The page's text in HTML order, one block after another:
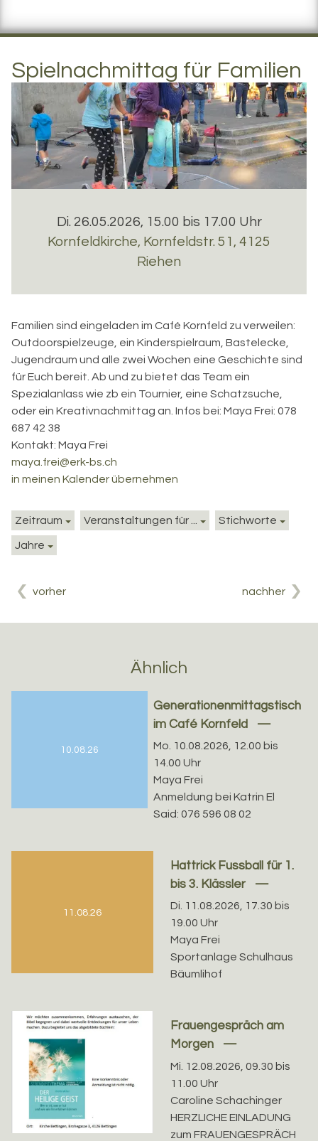
Spielnachmittag für Familien
Di. 26.05.2026, 15.00 bis 17.00 Uhr
Kornfeldkirche, Kornfeldstr. 51, 4125
Riehen
Familien sind eingeladen im Café Kornfeld zu verweilen:
Outdoorspielzeuge, ein Kinderspielraum, Bastelecke,
Jugendraum und alle zwei Wochen eine Geschichte sind
für Euch bereit. Ab und zu bietet das Team ein
Spezialanlass wie zb ein Tournier, eine Schatzsuche,
oder ein Kreativnachmittag an. Infos bei: Maya Frei: 078
687 42 38
Kontakt: Maya Frei
maya.frei@erk-bs.ch
in meinen Kalender übernehmen
Zeitraum Veranstaltungen für ... Stichworte
Jahre
vorher nachher
Ähnlich
10.08.26
Generationenmittagstisch
im Café Kornfeld
Mo. 10.08.2026, 12.00 bis
14.00 Uhr
Maya Frei
Anmeldung bei Katrin El
Said: 076 596 08 02
11.08.26
Hattrick Fussball für 1.
bis 3. Klässler
Di. 11.08.2026, 17.30 bis
19.00 Uhr
Maya Frei
Sportanlage Schulhaus
Bäumlihof
Frauengespräch am
Morgen
Mi. 12.08.2026, 09.30 bis
11.00 Uhr
Caroline Schachinger
HERZLICHE EINLADUNG
zum FRAUENGESPRÄCH